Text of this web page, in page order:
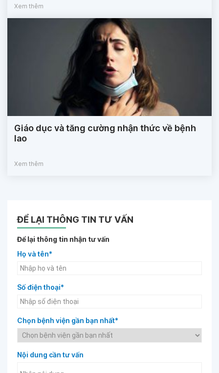
Xem thêm
Giáo dục và tăng cường nhận thức về bệnh
lao
Xem thêm
ĐỂ LẠI THÔNG TIN TƯ VẤN
Để lại thông tin nhận tư vấn
Họ và tên*
Số điện thoại*
Chọn bệnh viện gần bạn nhất*
Nội dung cần tư vấn